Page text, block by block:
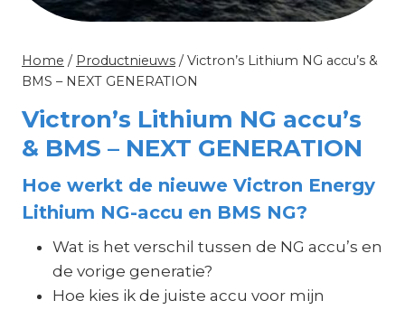
Home / Productnieuws / Victron’s Lithium NG accu’s &
BMS – NEXT GENERATION
Victron’s Lithium NG accu’s
& BMS – NEXT GENERATION
Hoe werkt de nieuwe Victron Energy
Lithium NG-accu en BMS NG?
Wat is het verschil tussen de NG accu’s en
de vorige generatie?
Hoe kies ik de juiste accu voor mijn